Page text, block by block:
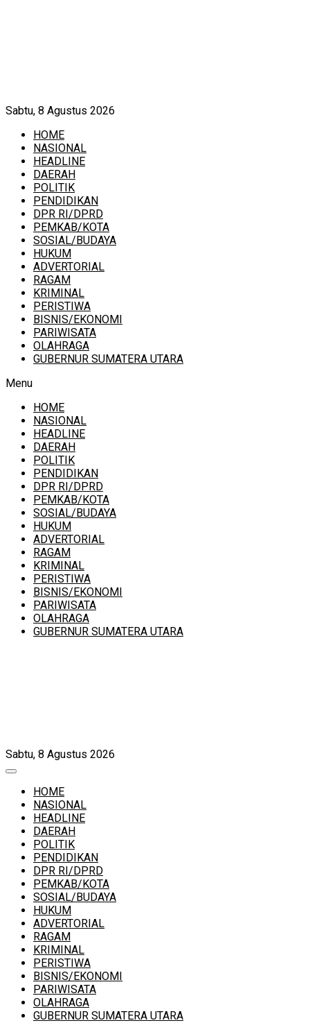
Sabtu, 8 Agustus 2026
HOME
NASIONAL
HEADLINE
DAERAH
POLITIK
PENDIDIKAN
DPR RI/DPRD
PEMKAB/KOTA
SOSIAL/BUDAYA
HUKUM
ADVERTORIAL
RAGAM
KRIMINAL
PERISTIWA
BISNIS/EKONOMI
PARIWISATA
OLAHRAGA
GUBERNUR SUMATERA UTARA
Menu
HOME
NASIONAL
HEADLINE
DAERAH
POLITIK
PENDIDIKAN
DPR RI/DPRD
PEMKAB/KOTA
SOSIAL/BUDAYA
HUKUM
ADVERTORIAL
RAGAM
KRIMINAL
PERISTIWA
BISNIS/EKONOMI
PARIWISATA
OLAHRAGA
GUBERNUR SUMATERA UTARA
Sabtu, 8 Agustus 2026
HOME
NASIONAL
HEADLINE
DAERAH
POLITIK
PENDIDIKAN
DPR RI/DPRD
PEMKAB/KOTA
SOSIAL/BUDAYA
HUKUM
ADVERTORIAL
RAGAM
KRIMINAL
PERISTIWA
BISNIS/EKONOMI
PARIWISATA
OLAHRAGA
GUBERNUR SUMATERA UTARA